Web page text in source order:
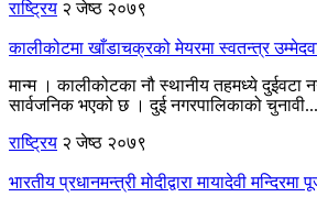
राष्ट्रिय २ जेष्ठ २०७९
कालीकोटमा खाँडाचक्रको मेयरमा स्वतन्त्र
मान्म । कालीकोटका नौ स्थानीय तहमध्ये दुईवटा
सार्वजनिक भएको छ । दुई नगरपालिकाको
राष्ट्रिय २ जेष्ठ २०७९
भारतीय प्रधानमन्त्री मोदीद्वारा मायादेवी मन्दिरमा